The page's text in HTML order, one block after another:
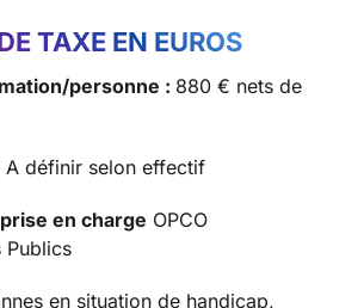
TAXE EN EUROS
personne : 880 € nets de
A définir selon effectif
en charge OPCO
Publics
en situation de handicap,